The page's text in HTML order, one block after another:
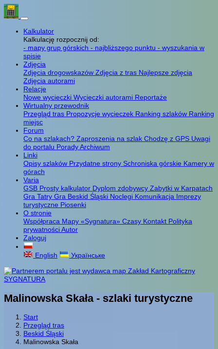
Kalkulator
Kalkulację rozpocznij od:
- mapy grup górskich - najbliższego punktu - wyszukania w
spisie
Zdjęcia
Zdjęcia drogowskazów Zdjęcia z tras Najlepsze zdjęcia
Zdjęcia autorami
Relacje
Nowe wycieczki Wycieczki autorami Reportaże
Wirtualny przewodnik
Przegląd tras Propozycje wycieczek Ranking szlaków Ranking
miejsc
Forum
Co na szlakach? Zaproszenia na szlak Chodzę z GPS Uwagi
do portalu PoradyArchiwum
Linki
Opisy szlaków Przydatne strony Schroniska górskie Kamery w
górach
Varia
GSB Prosty kalkulator Dyplom zdobywcy Zabytki w Karpatach
Gra Tatry Gra Beskid Śląski Noclegi Komunikacja Imprezy
turystyczne Piosenki
O stronie
Współpraca Mapy «Sygnatura» Czasy Kontakt Polityka
prywatnościAutor
Zaloguj
English Українське
Malinowska Skała - szlaki turystyczne
Start
Przegląd tras
Beskid Śląski
Malinowska Skała